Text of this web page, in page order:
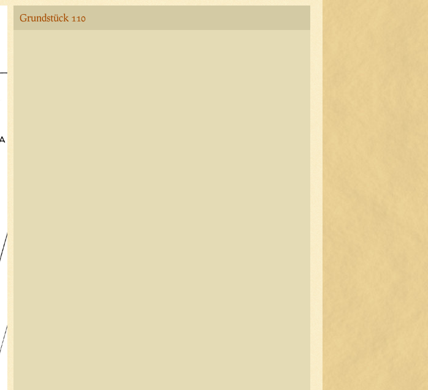
Grundstück 110